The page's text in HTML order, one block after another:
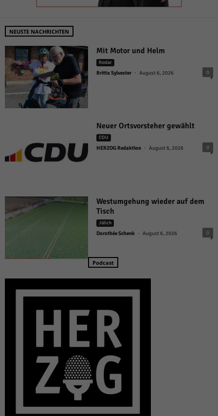
NEUSTE NACHRICHTEN
Mit Motor und Helm
Koslar
Britta Sylvester - August 6, 2026 0
Neuer Ortsvorsteher gewählt
CDU
HERZOG Redaktion - August 6, 2026 0
Westumgehung wieder auf dem
Tisch
Jülich
Dorothée Schenk - August 6, 2026 0
Podcast